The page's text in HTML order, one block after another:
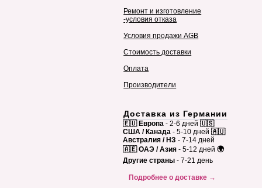
Ремонт и изготовление
-условия отказа
Условия продажи AGB
Стоимость доставки
Оплата
Производители
Доставка из Германии
🇪🇺 Европа - 2-6 дней 🇺🇸
США / Канада - 5-10 дней 🇦🇺
Австралия / НЗ - 7-14 дней
🇦🇪 ОАЭ / Азия - 5-12 дней 🌍
Другие страны - 7-21 день
Подробнее о доставке →